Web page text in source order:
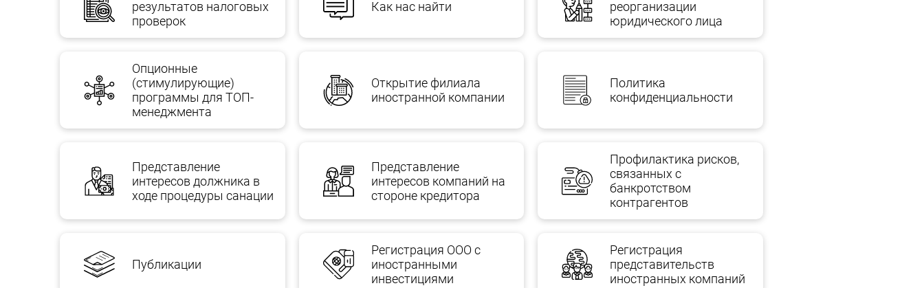
результатов налоговых
проверок
Как нас найти
реорганизации
юридического лица
Опционные
(стимулирующие)
программы для ТОП-
менеджмента
Открытие филиала
иностранной компании
Политика
конфиденциальности
Представление
интересов должника в
ходе процедуры санации
Представление
интересов компаний на
стороне кредитора
Профилактика рисков,
связанных с
банкротством
контрагентов
Публикации
Регистрация ООО с
иностранными
инвестициями
Регистрация
представительств
иностранных компаний